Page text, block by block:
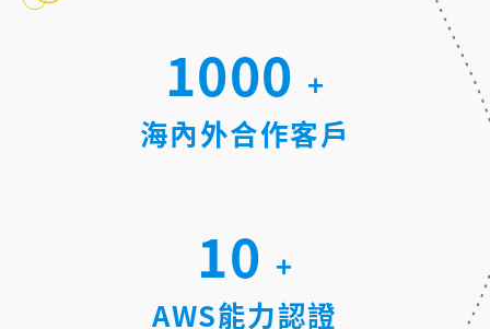
1000 +
海內外合作客戶
10 +
AWS能力認證